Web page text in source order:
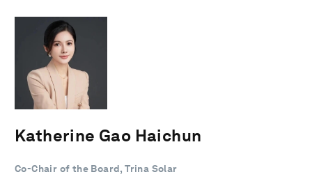
Katherine Gao Haichun
Co-Chair of the Board, Trina Solar